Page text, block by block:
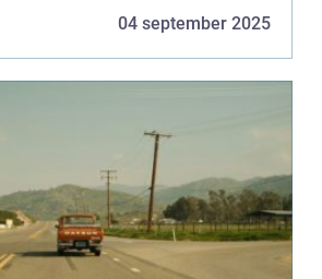
04 september 2025